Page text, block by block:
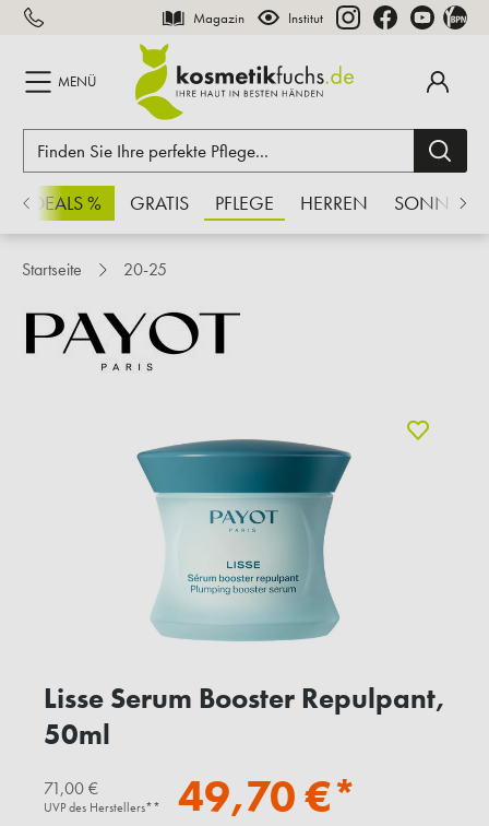
springen Magazin Institut
MENÜ
% GRATIS PFLEGE HERREN SONNE
Startseite 20-25
Lisse Serum Booster Repulpant,
50ml
71,00 €
UVP des Herstellers** 49,70 €*